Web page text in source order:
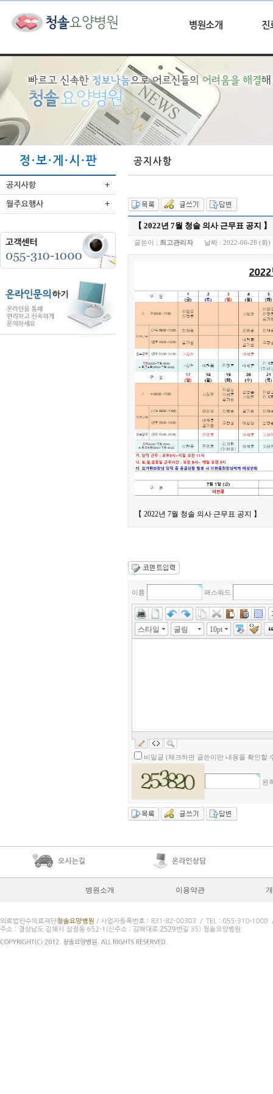
【 2022년 7월 청솔 의사 근무표 공지 】
글쓴이 : 최고관리자 날짜 : 2022-06-28 (화)
【 2022년 7월 청솔 의사 근무표 공지 】
이름 패스워드
스타일 굴림 10pt
비밀글 (체크하면 글쓴이만 내용을 확인할
왼
병원소개 이용약관